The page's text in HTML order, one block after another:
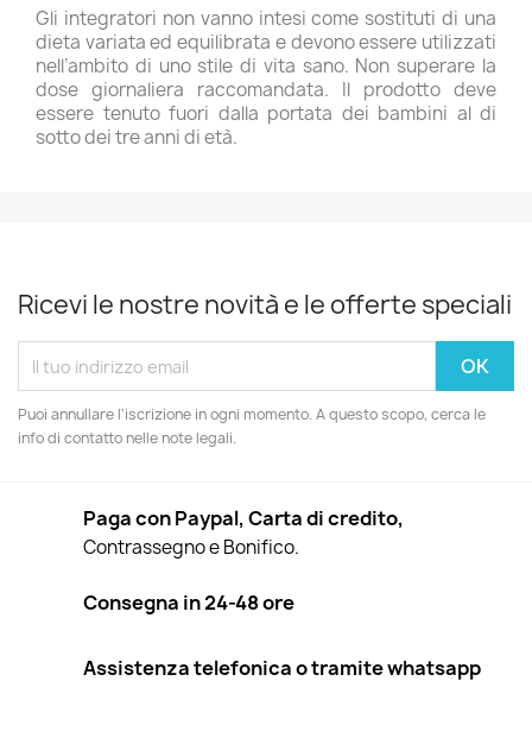
Gli integratori non vanno intesi come sostituti di una
dieta variata ed equilibrata e devono essere utilizzati
nell’ambito di uno stile di vita sano. Non superare la
dose giornaliera raccomandata. Il prodotto deve
essere tenuto fuori dalla portata dei bambini al di
sotto dei tre anni di età.
Ricevi le nostre novità e le offerte speciali
Puoi annullare l'iscrizione in ogni momento. A questo scopo, cerca le
info di contatto nelle note legali.
Paga con Paypal, Carta di credito,
Contrassegno e Bonifico.
Consegna in 24-48 ore
Assistenza telefonica o tramite whatsapp